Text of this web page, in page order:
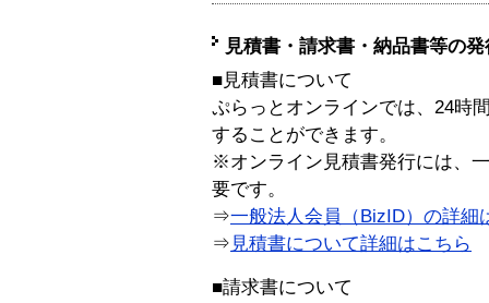
見積書・請求書・納品書等の
■見積書について
ぷらっとオンラインでは、24時
することができます。
※オンライン見積書発行には、
要です。
⇒一般法人会員（BizID）の詳細
⇒ 見積書について詳細はこちら
■請求書について